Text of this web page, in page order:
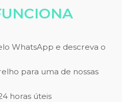
WhatsApp e descreva o
para uma de nossas
horas úteis